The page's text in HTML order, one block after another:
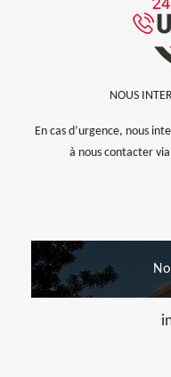
NOUS
En cas d’urgence, nous
à nous contacter